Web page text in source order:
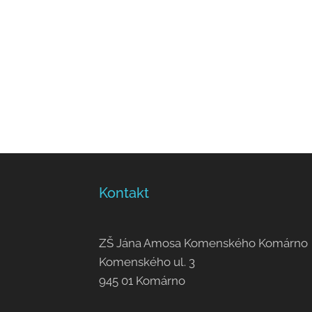
Kontakt
ZŠ Jána Amosa Komenského Komárno
Komenského ul. 3
945 01 Komárno